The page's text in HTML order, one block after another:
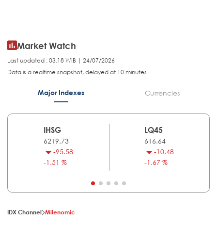
Market Watch
Last updated : 03.18 WIB | 24/07/2026
Data is a realtime snapshot, delayed at 10 minutes
Major Indexes Currencies
IHSG
6219.73
-95.58
-1.51 %
LQ45
616.64
-10.48
-1.67 %
IDX Channel Milenomic